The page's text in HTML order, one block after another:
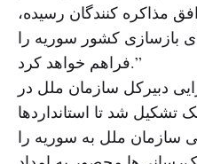
مذاکره کنندگان رسیده،
بازسازی کشور سوریه را
فراهم خواهد کرد.”
دبیرکل سازمان ملل در
کوچک تشکیل شد تا استانداردها
ملل به سوریه را